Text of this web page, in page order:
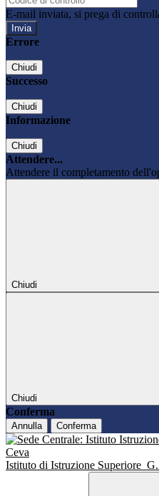
E-mail inviata, si prega di
Errore
Chiudi
Successo
Chiudi
Informazione
Chiudi
Attendere...
Attendere il completamento
Chiudi
Chiudi
Conferma
Annulla Conferma
Istituto di Istruzione Superiore